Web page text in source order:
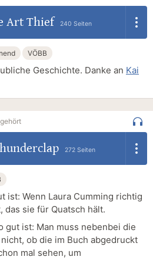
Art Thief 240 Seiten
VÖBB
Geschichte. Danke an Kai
272 Seiten
ist: Wenn Laura Cumming richtig
sie für Quatsch hält.
gut ist: Man muss nebenbei die
ob die im Buch abgedruckt
mal sehen, um